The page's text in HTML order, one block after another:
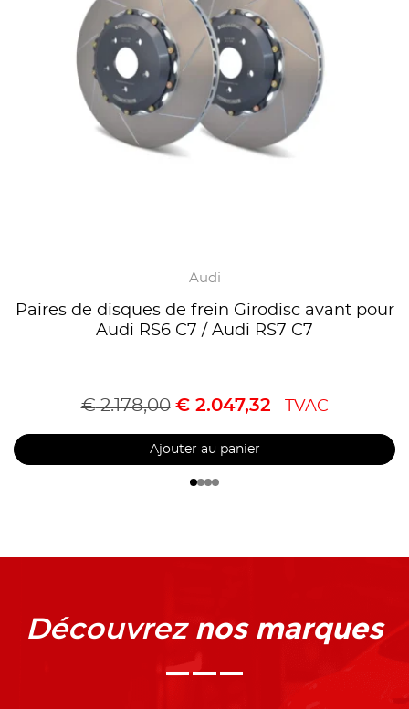
Audi
Paires de disques de frein Girodisc avant pour
Audi RS6 C7 / Audi RS7 C7
€2.178,00 €2.047,32 TVAC
Ajouter au panier
Découvrez nos marques